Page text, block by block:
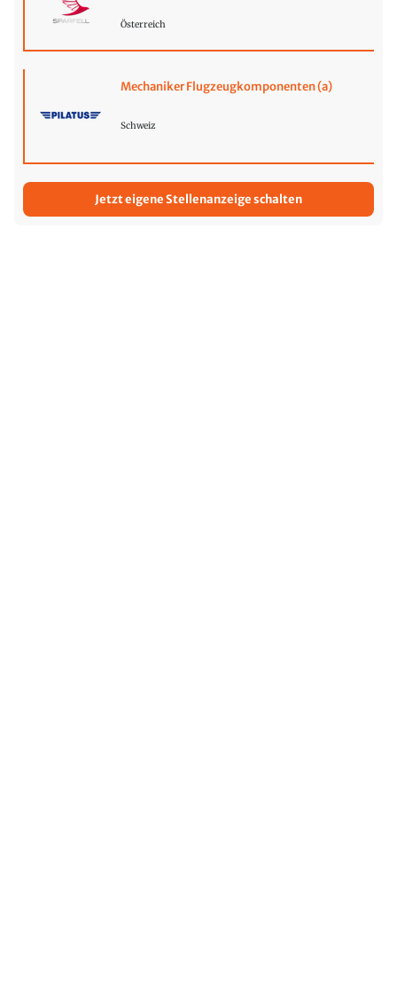
Österreich
Mechaniker Flugzeugkomponenten (a)
Schweiz
Jetzt eigene Stellenanzeige schalten